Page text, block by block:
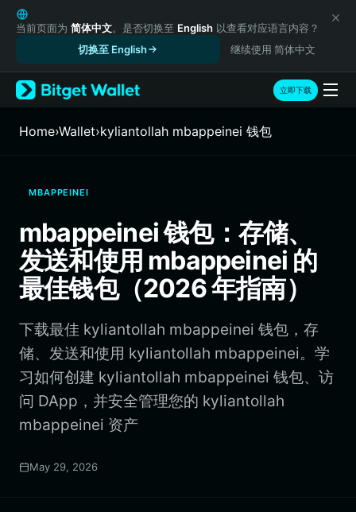
English
日本語
Русский
Español (Latinoamérica)
Türkçe
Italiano
繁體中文
Português (Portugal)
Bahasa Indonesia
ภาษาไทย
हिन्दी
Português (Brasil)
Español (Argentina)
当前页面为 简体中文。是否切换至 English 以查看对应语言内容？
切换至 English
继续使用 简体中文
立即下载
Home›Wallet›kyliantollah mbappeinei 钱包
MBAPPEINEI
mbappeinei 钱包：存储、
发送和使用 mbappeinei 的
最佳钱包（2026 年指南）
下载最佳 kyliantollah mbappeinei 钱包，存
储、发送和使用 kyliantollah mbappeinei。学
习如何创建 kyliantollah mbappeinei 钱包、访
问 DApp，并安全管理您的 kyliantollah
mbappeinei 资产
May 29, 2026